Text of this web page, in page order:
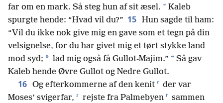
far om en mark. Så steg hun af sit æsel. * Kaleb
spurgte hende: “Hvad vil du?” 15 Hun sagde til ham:
“Vil du ikke nok give mig en gave som et tegn på din
velsignelse, for du har givet mig et tørt stykke land
mod syd; * lad mig også få Gullot-Majim.” * Så gav
Kaleb hende Øvre Gullot og Nedre Gullot.
16 Og efterkommerne af den kenit r der var
Moses’ svigerfar, s rejste fra Palmebyen t sammen